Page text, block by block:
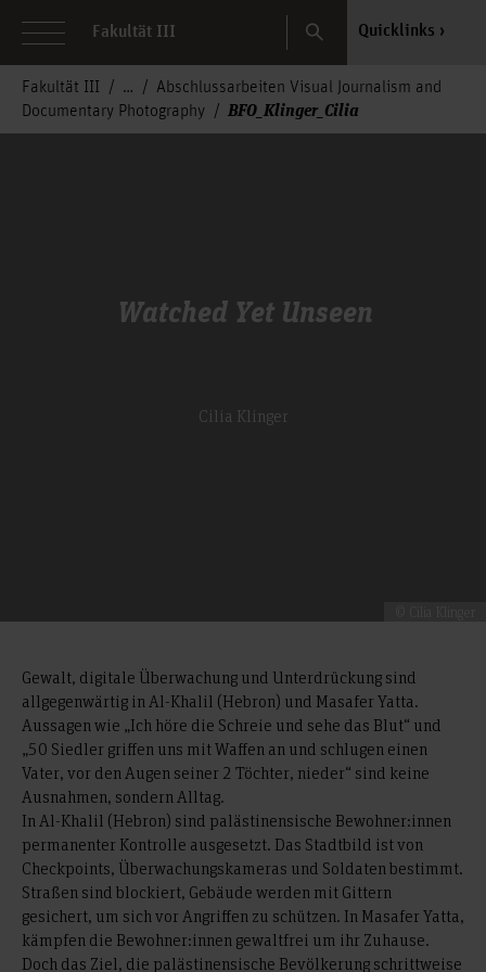
Fakultät III Search Quicklinks
Fakultät III
Abschlussarbeiten Visual Journalism and
Documentary Photography
BFO_Klinger_Cilia
Watched Yet Unseen
Cilia Klinger
Gewalt, digitale Überwachung und Unterdrückung sind
allgegenwärtig in Al-Khalil (Hebron) und Masafer Yatta.
Aussagen wie „Ich höre die Schreie und sehe das Blut“ und
„50 Siedler griffen uns mit Waffen an und schlugen einen
Vater, vor den Augen seiner 2 Töchter, nieder“ sind keine
Ausnahmen, sondern Alltag.
In Al-Khalil (Hebron) sind palästinensische Bewohner:innen
permanenter Kontrolle ausgesetzt. Das Stadtbild ist von
Checkpoints, Überwachungskameras und Soldaten bestimmt.
Straßen sind blockiert, Gebäude werden mit Gittern
gesichert, um sich vor Angriffen zu schützen. In Masafer Yatta,
kämpfen die Bewohner:innen gewaltfrei um ihr Zuhause.
Doch das Ziel, die palästinensische Bevölkerung schrittweise